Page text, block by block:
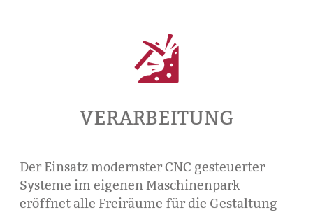

VERARBEITUNG
Der Einsatz modernster CNC gesteuerter
Systeme im eigenen Maschinenpark
eröffnet alle Freiräume für die Gestaltung